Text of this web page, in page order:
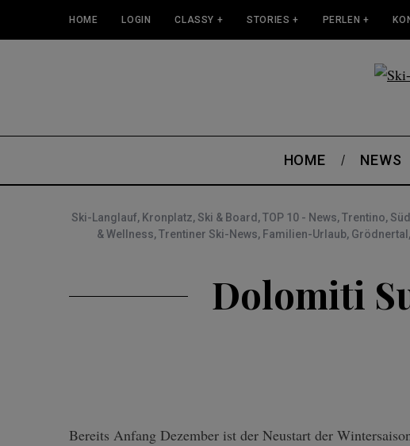
HOME LOGIN CLASSY + STORIES + PERLEN +
HOME NEWS
Ski-Langlauf, Kronplatz, Ski & Board ,TOP 10 - News,Trentino,
& Wellness,Trentiner Ski-News, Familien-Urlaub, Grödnertal ,
Dolomiti
Bereits Anfang Dezember ist der Neustart der